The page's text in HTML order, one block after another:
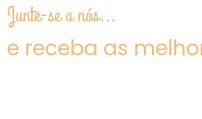
Junte-se a nós...
e receba as